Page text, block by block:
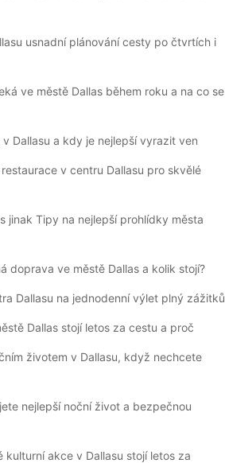
usnadní plánování cesty po čtvrtích i
ve městě Dallas během roku a na co se
Dallasu a kdy je nejlepší vyrazit ven
v centru Dallasu pro skvělé
jinak Tipy na nejlepší prohlídky města
doprava ve městě Dallas a kolik stojí?
Dallasu na jednodenní výlet plný zážitků
Dallas stojí letos za cestu a proč
životem v Dallasu, když nechcete
nejlepší noční život a bezpečnou
kulturní akce v Dallasu stojí letos za